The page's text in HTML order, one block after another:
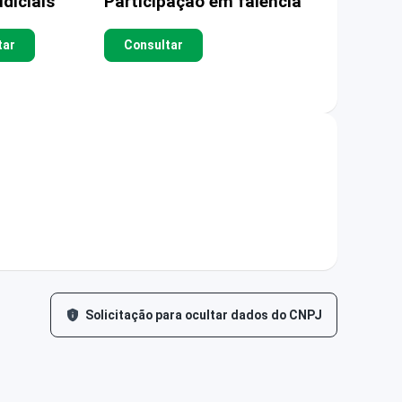
Consultar
Solicitação para ocultar dados do CNPJ